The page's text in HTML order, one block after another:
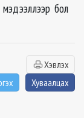
бол
Хэвлэх
Хуваалцах